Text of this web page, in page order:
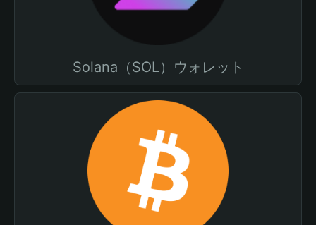
Solana（SOL）ウォレット